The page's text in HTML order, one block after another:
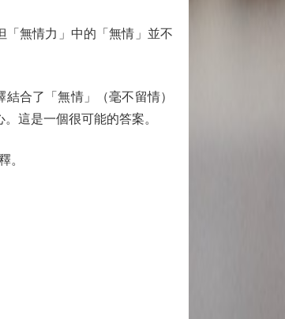
無情力」中的「無情」並不
合了「無情」（毫不留情）
這是一個很可能的答案。
。